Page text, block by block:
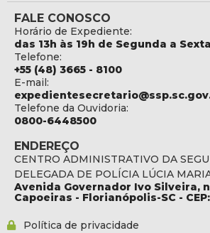
FALE CONOSCO
Horário de Expediente:
das 13h às 19h de Segunda a Sexta
Telefone:
+55 (48) 3665 - 8100
E-mail:
Telefone da Ouvidoria:
0800-6448500
ENDEREÇO
CENTRO ADMINISTRATIVO DA
DELEGADA DE POLÍCIA LÚCIA
Avenida Governador Ivo Silveira,
Capoeiras - Florianópolis-SC -
Política de privacidade